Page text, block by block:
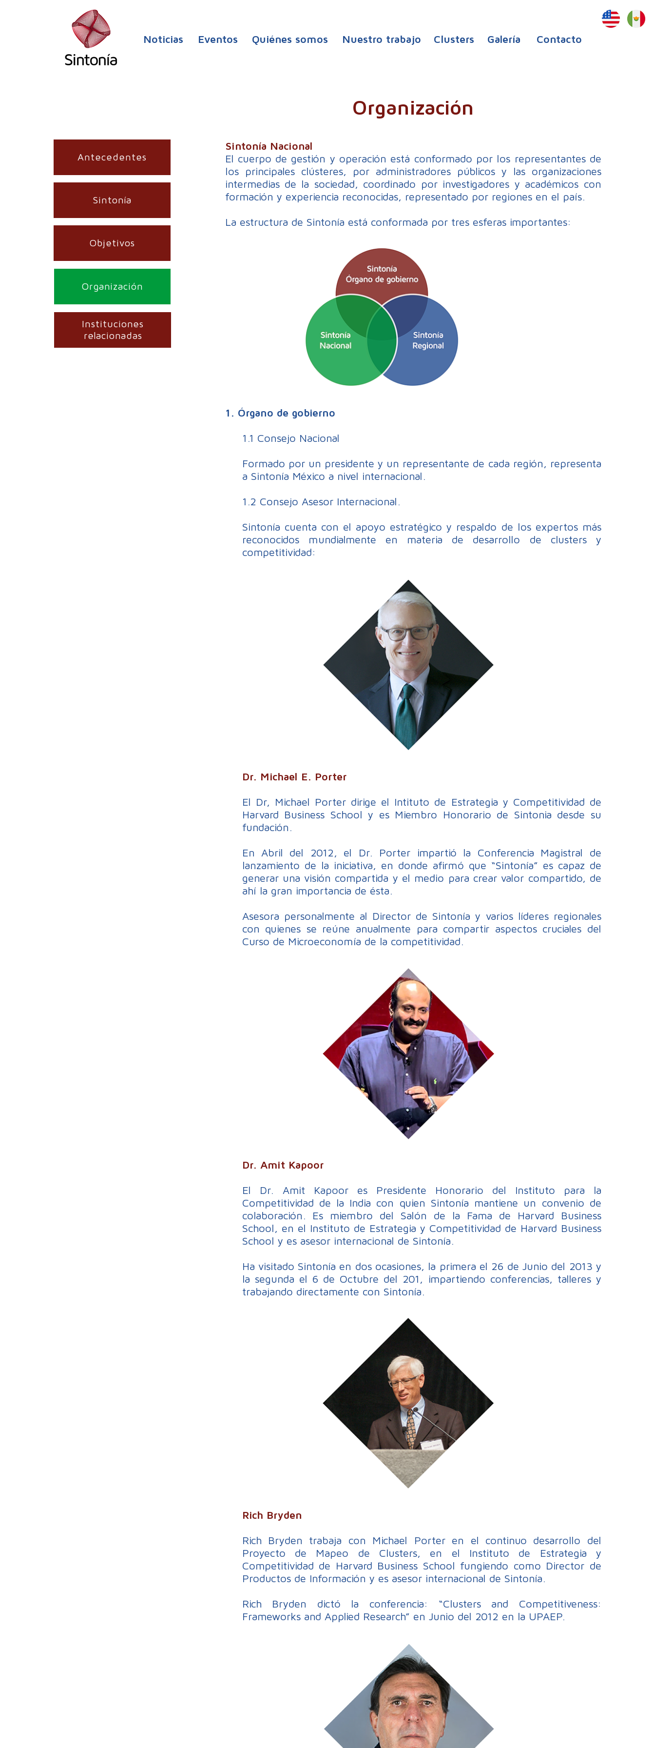
Noticias Eventos Quiénes somos Nuestro trabajo Clusters Galería Contacto
Antecedentes
Sintonía
Objetivos
Organización
Instituciones
relacionadas
Organización
Sintonía Nacional
El cuerpo de gestión y operación está conformado por los representantes de
los principales clústeres, por administradores públicos y las organizaciones
intermedias de la sociedad, coordinado por investigadores y académicos con
formación y experiencia reconocidas, representado por regiones en el país.
La estructura de Sintonía está conformada por tres esferas importantes:
1. Órgano de gobierno
1.1 Consejo Nacional
Formado por un presidente y un representante de cada región, representa
a Sintonía México a nivel internacional.
1.2 Consejo Asesor Internacional.
Sintonía cuenta con el apoyo estratégico y respaldo de los expertos más
reconocidos mundialmente en materia de desarrollo de clusters y
competitividad:
Dr. Michael E. Porter
El Dr, Michael Porter dirige el Intituto de Estrategia y Competitividad de
Harvard Business School y es Miembro Honorario de Sintonia desde su
fundación.
En Abril del 2012, el Dr. Porter impartió la Conferencia Magistral de
lanzamiento de la iniciativa, en donde afirmó que “Sintonía” es capaz de
generar una visión compartida y el medio para crear valor compartido, de
ahí la gran importancia de ésta.
Asesora personalmente al Director de Sintonía y varios líderes regionales
con quienes se reúne anualmente para compartir aspectos cruciales del
Curso de Microeconomía de la competitividad.
Dr. Amit Kapoor
El Dr. Amit Kapoor es Presidente Honorario del Instituto para la
Competitividad de la India con quien Sintonía mantiene un convenio de
colaboración. Es miembro del Salón de la Fama de Harvard Business
School, en el Instituto de Estrategia y Competitividad de Harvard Business
School y es asesor internacional de Sintonía.
Ha visitado Sintonía en dos ocasiones, la primera el 26 de Junio del 2013 y
la segunda el 6 de Octubre del 201, impartiendo conferencias, talleres y
trabajando directamente con Sintonía.
Rich Bryden
Rich Bryden trabaja con Michael Porter en el continuo desarrollo del
Proyecto de Mapeo de Clusters, en el Instituto de Estrategia y
Competitividad de Harvard Business School fungiendo como Director de
Productos de Información y es asesor internacional de Sintonía.
Rich Bryden dictó la conferencia: “Clusters and Competitiveness:
Frameworks and Applied Research” en Junio del 2012 en la UPAEP.